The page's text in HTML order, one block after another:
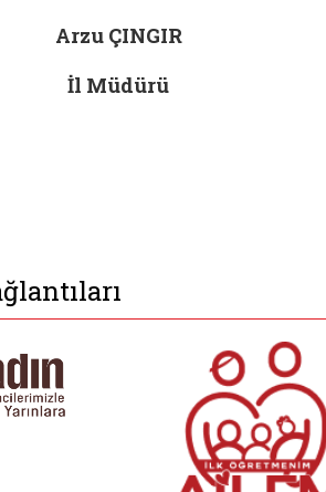
Arzu ÇINGIR
İl Müdürü